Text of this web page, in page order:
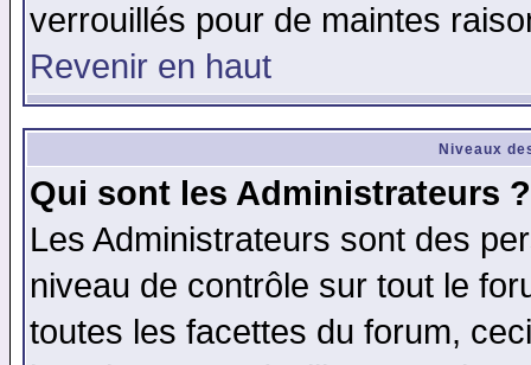
verrouillés pour de maintes
Revenir en haut
Niveaux
Qui sont les Administrateurs ?
Les Administrateurs sont des
niveau de contrôle sur tout le
toutes les facettes du forum,